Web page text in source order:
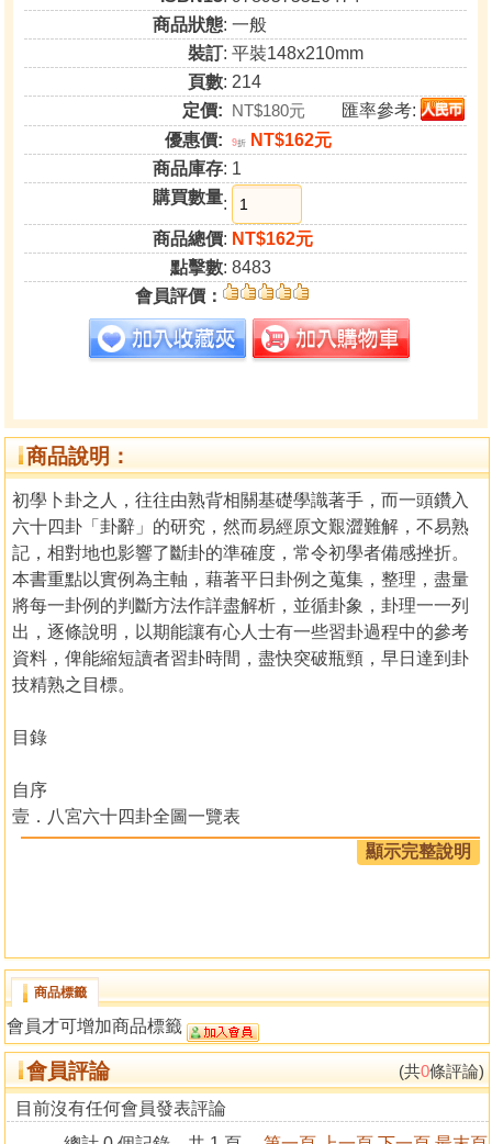
商品狀態: 一般
裝訂: 平裝148x210mm
頁數: 214
定價: NT$180元
匯率參考:
優惠價:
9折
NT$162元
商品庫存: 1
購買數量:
商品總價: NT$162元
點擊數: 8483
會員評價：
商品說明：
初學卜卦之人，往往由熟背相關基礎學識著手，而一頭鑽入
六十四卦「卦辭」的研究，然而易經原文艱澀難解，不易熟
記，相對地也影響了斷卦的準確度，常令初學者備感挫折。
本書重點以實例為主軸，藉著平日卦例之蒐集，整理，盡量
將每一卦例的判斷方法作詳盡解析，並循卦象，卦理一一列
出，逐條說明，以期能讓有心人士有一些習卦過程中的參考
資料，俾能縮短讀者習卦時間，盡快突破瓶頸，早日達到卦
技精熟之目標。
目錄
自序
壹．八宮六十四卦全圖一覽表
貳．成卦注意事項
柒．易卜卦例解析
坤造（問身體健康）
坤造（問何時生產）
坤造（問遺失入門刷卡）
坤造（問終身財福）
坤造（問何時財運更佳）
乾造（問終生財運）
顯示完整說明
商品標籤
會員才可增加商品標籤
會員評論 (共0條評論)
目前沒有任何會員發表評論